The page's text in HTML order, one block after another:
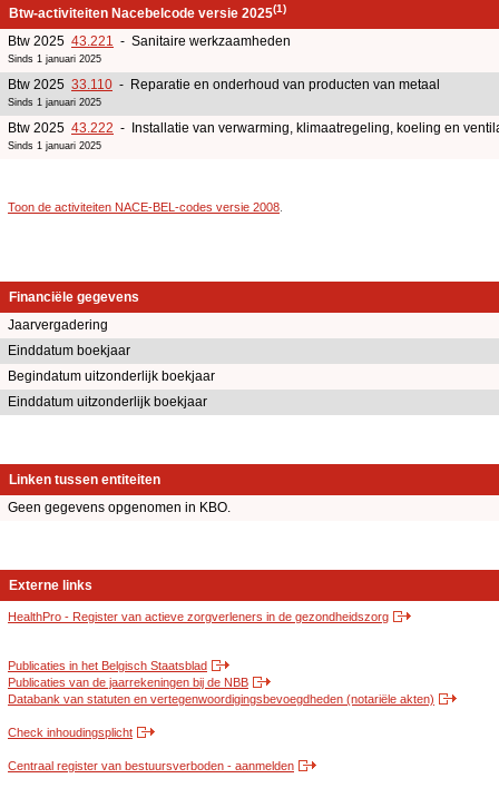
Btw-activiteiten Nacebelcode versie 2025(1)
Btw 2025 43.221 - Sanitaire werkzaamheden
Sinds 1 januari 2025
Btw 2025 33.110 - Reparatie en onderhoud van producten van metaal
Sinds 1 januari 2025
Btw 2025 43.222 - Installatie van verwarming, klimaatregeling, koeling en
Sinds 1 januari 2025
Toon de activiteiten NACE-BEL-codes versie 2008
Financiële gegevens
Jaarvergadering
Einddatum boekjaar
Begindatum uitzonderlijk boekjaar
Einddatum uitzonderlijk boekjaar
Linken tussen entiteiten
Geen gegevens opgenomen in KBO.
Externe links
HealthPro - Register van actieve zorgverleners in de gezondheidszorg
Publicaties in het Belgisch Staatsblad
Publicaties van de jaarrekeningen bij de NBB
Databank van statuten en vertegenwoordigingsbevoegdheden (notariële akten)
Check inhoudingsplicht
Centraal register van bestuursverboden - aanmelden